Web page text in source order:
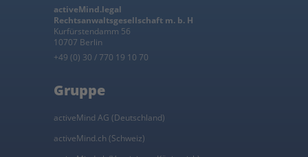
activeMind.legal
Rechtsanwaltsgesellschaft m. b. H
Kurfürstendamm 56
10707 Berlin
+49 (0) 30 / 770 19 10 70
Gruppe
activeMind AG (Deutschland)
activeMind.ch (Schweiz)